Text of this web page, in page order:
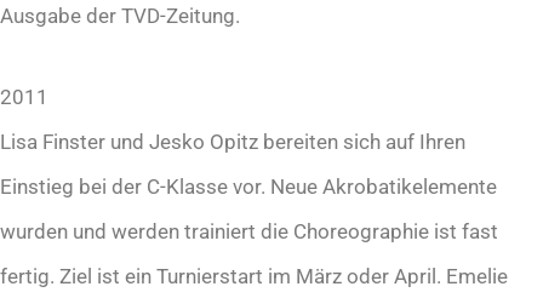
Ausgabe der TVD-Zeitung.
2011
Lisa Finster und Jesko Opitz bereiten sich auf Ihren
Einstieg bei der C-Klasse vor. Neue Akrobatikelemente
wurden und werden trainiert die Choreographie ist fast
fertig. Ziel ist ein Turnierstart im März oder April. Emelie